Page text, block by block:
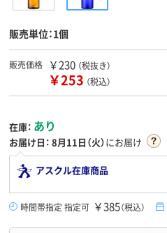
販売単位：1個
販売価格 ￥230 （税抜き）
￥253 （税込）
在庫： あり
お届け日： 8月11日（火）にお届け
アスクル在庫商品
時間帯指定 指定可 ￥385（税込）